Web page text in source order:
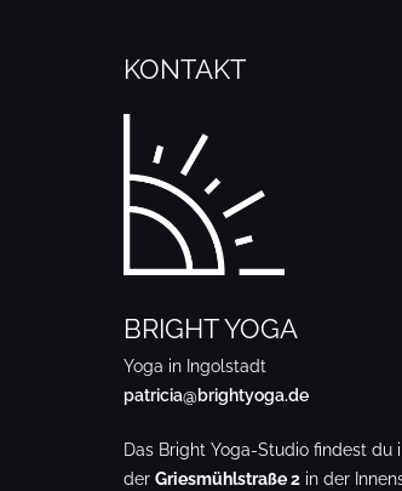
KONTAKT
BRIGHT YOGA
Yoga in Ingolstadt
patricia@brightyoga.de
Das Bright Yoga-Studio findest du
der Griesmühlstraße 2 in der